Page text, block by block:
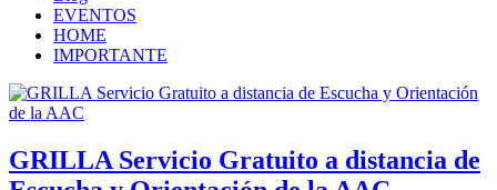
EVENTOS
HOME
IMPORTANTE
GRILLA Servicio Gratuito a distancia de